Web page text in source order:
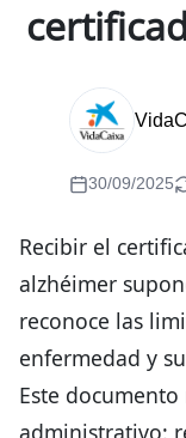
30/09/2025
Recibir el
alzhéimer
reconoce las
enfermedad y
Este
administrativo: